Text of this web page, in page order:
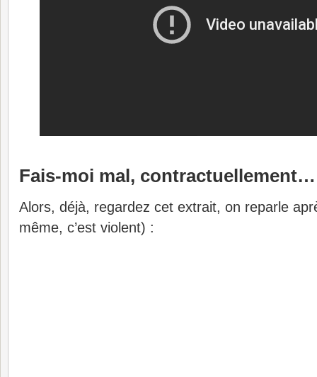
Fais-moi mal, contractuellement…
Alors, déjà, regardez cet extrait, on reparle
même, c’est violent) :